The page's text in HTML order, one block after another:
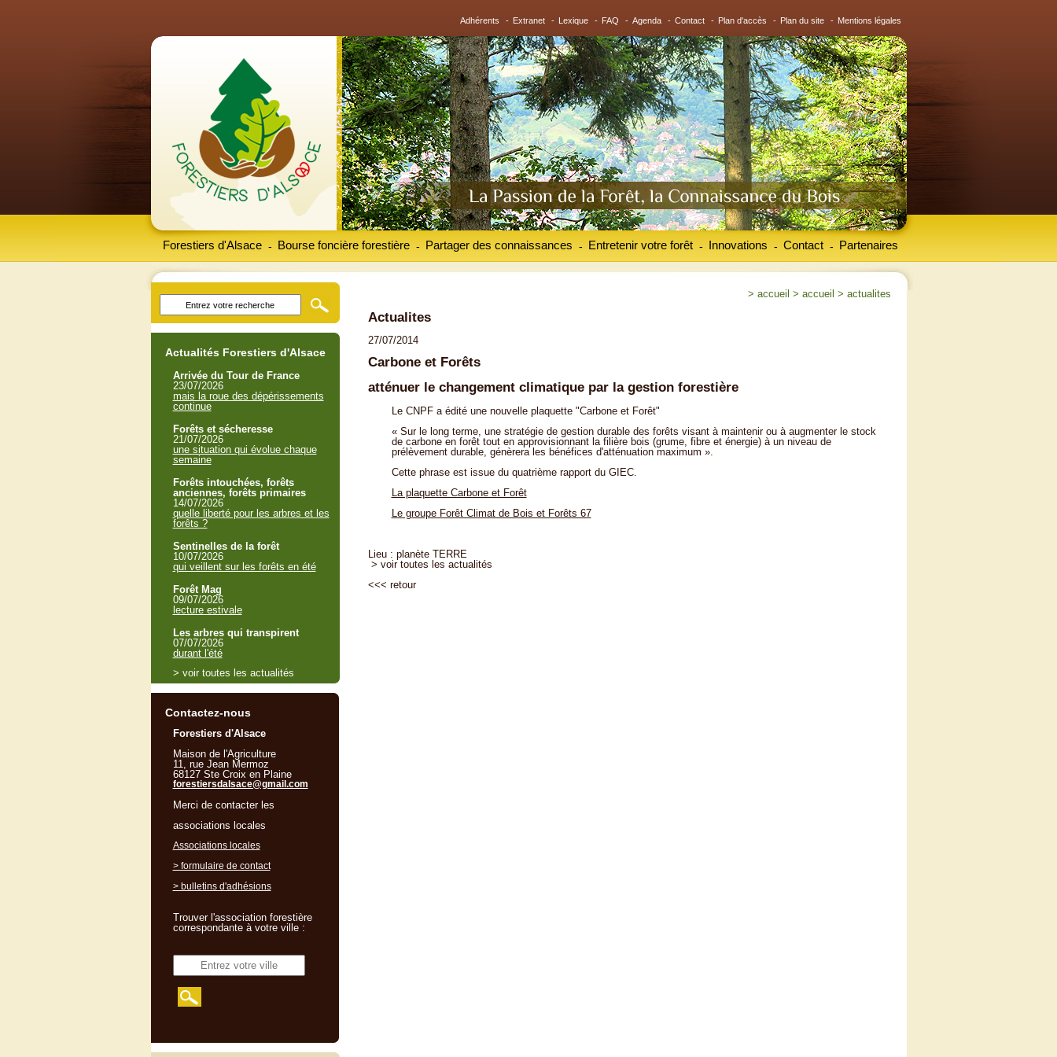
Adhérents - Extranet - Lexique - FAQ - Agenda - Contact - Plan d'accès - Plan du site - Mentions légales
Forestiers d'Alsace Bourse foncière forestière
- Partager des connaissances
- Entretenir votre forêt
- Innovations
- Contact
- Partenaires
-
> accueil > accueil > actualites
Actualites
27/07/2014
Carbone et Forêts
atténuer le changement climatique par la gestion forestière
Le CNPF a édité une nouvelle plaquette "Carbone et Forêt"
« Sur le long terme, une stratégie de gestion durable des forêts visant à maintenir ou à augmenter le stock
de carbone en forêt tout en approvisionnant la filière bois (grume, fibre et énergie) à un niveau de
prélèvement durable, génèrera les bénéfices d'atténuation maximum ».
Cette phrase est issue du quatrième rapport du GIEC.
La plaquette Carbone et Forêt
Le groupe Forêt Climat de Bois et Forêts 67
Lieu : planète TERRE
> voir toutes les actualités
<<< retour
Actualités Forestiers d'Alsace
Arrivée du Tour de France
23/07/2026
mais la roue des dépérissements
continue
Forêts et sécheresse
21/07/2026
une situation qui évolue chaque
semaine
Forêts intouchées, forêts
anciennes, forêts primaires
14/07/2026
quelle liberté pour les arbres et les
forêts ?
Sentinelles de la forêt
10/07/2026
qui veillent sur les forêts en été
Forêt Mag
09/07/2026
lecture estivale
Les arbres qui transpirent
07/07/2026
durant l'été
> voir toutes les actualités
Contactez-nous
Forestiers d'Alsace
Maison de l'Agriculture
11, rue Jean Mermoz
68127 Ste Croix en Plaine
forestiersdalsace@gmail.com
Merci de contacter les
associations locales
Associations locales
> formulaire de contact
> bulletins d'adhésions
Trouver l'association forestière
correspondante à votre ville :